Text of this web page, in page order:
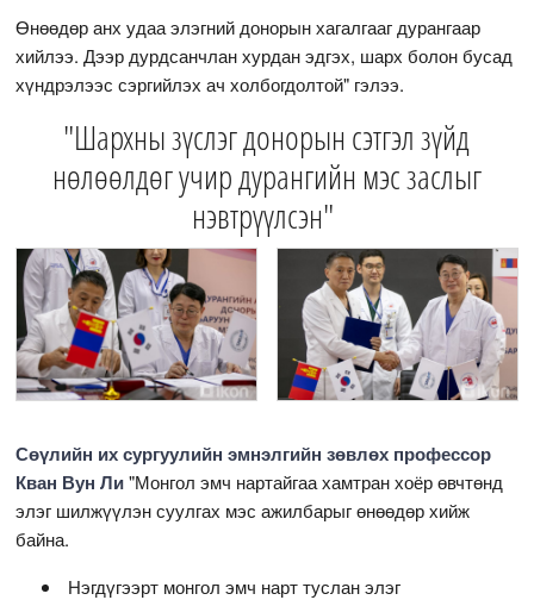
Өнөөдөр анх удаа элэгний донорын хагалгааг дурангаар
хийлээ. Дээр дурдсанчлан хурдан эдгэх, шарх болон бусад
хүндрэлээс сэргийлэх ач холбогдолтой" гэлээ.
"Шархны зүслэг донорын сэтгэл зүйд
нөлөөлдөг учир дурангийн мэс заслыг
нэвтрүүлсэн"
Сөүлийн их сургуулийн эмнэлгийн зөвлөх профессор
Кван Вун Ли"Монгол эмч нартайгаа хамтран хоёр өвчтөнд
элэг шилжүүлэн суулгах мэс ажилбарыг өнөөдөр хийж
байна.
Нэгдүгээрт монгол эмч нарт туслан элэг